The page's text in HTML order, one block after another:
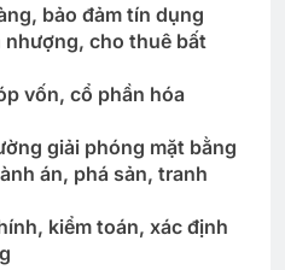
bảo đảm tín dụng
nhượng, cho thuê bất
vốn, cổ phần hóa
giải phóng mặt bằng
án, phá sản, tranh
kiểm toán, xác định